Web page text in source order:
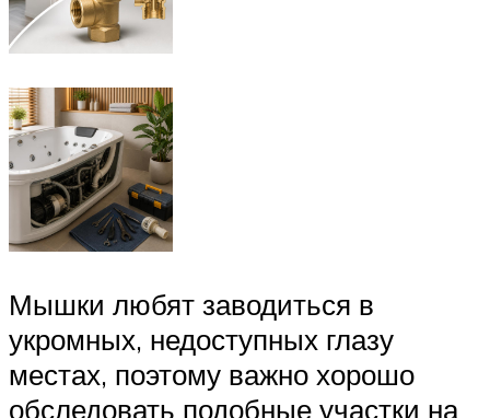
Мышки любят заводиться в
укромных, недоступных глазу
местах, поэтому важно хорошо
обследовать подобные участки на